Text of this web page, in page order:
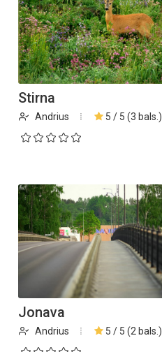
Stirna
Andrius 5 / 5 (3 bals.)
Jonava
Andrius 5 / 5 (2 bals.)